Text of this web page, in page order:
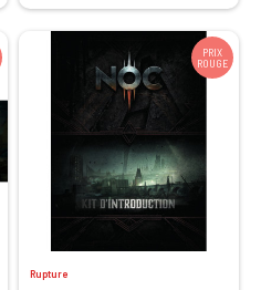
PRIX
ROUGE
Rupture